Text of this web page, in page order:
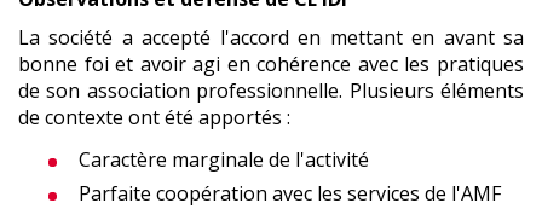
La société a accepté l'accord en mettant en avant sa
bonne foi et avoir agi en cohérence avec les pratiques
de son association professionnelle. Plusieurs éléments
de contexte ont été apportés :
Caractère marginale de l'activité
Parfaite coopération avec les services de l'AMF